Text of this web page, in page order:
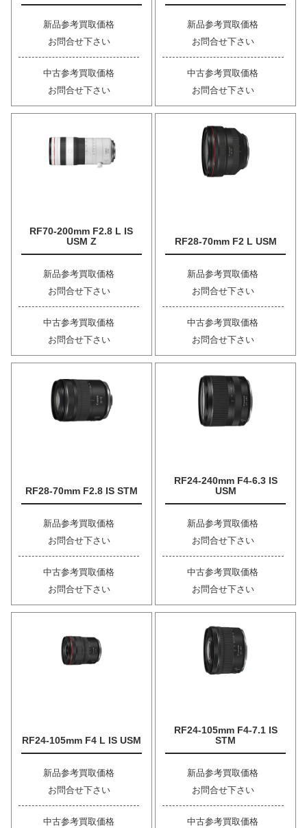
新品参考買取価格
お問合せ下さい
中古参考買取価格
お問合せ下さい
新品参考買取価格
お問合せ下さい
中古参考買取価格
お問合せ下さい
RF70-200mm F2.8 L IS
USM Z
新品参考買取価格
お問合せ下さい
中古参考買取価格
お問合せ下さい
RF28-70mm F2 L USM
新品参考買取価格
お問合せ下さい
中古参考買取価格
お問合せ下さい
RF28-70mm F2.8 IS STM
新品参考買取価格
お問合せ下さい
中古参考買取価格
お問合せ下さい
RF24-240mm F4-6.3 IS
USM
新品参考買取価格
お問合せ下さい
中古参考買取価格
お問合せ下さい
RF24-105mm F4 L IS USM
新品参考買取価格
お問合せ下さい
中古参考買取価格
RF24-105mm F4-7.1 IS
STM
新品参考買取価格
お問合せ下さい
中古参考買取価格